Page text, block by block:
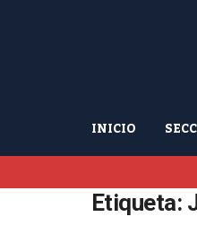
INICIO
Etiqueta: